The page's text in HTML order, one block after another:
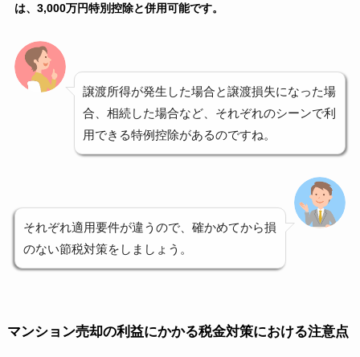
は、3,000万円特別控除と併用可能です。
譲渡所得が発生した場合と譲渡損失になった場
合、相続した場合など、それぞれのシーンで利
用できる特例控除があるのですね。
それぞれ適用要件が違うので、確かめてから損
のない節税対策をしましょう。
マンション売却の利益にかかる税金対策における注意点